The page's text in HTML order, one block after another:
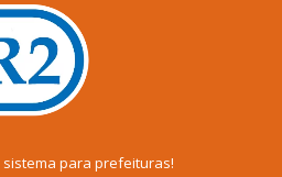
sistema para prefeituras!